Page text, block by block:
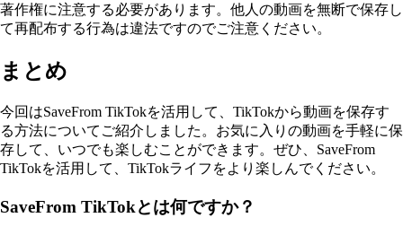
著作権に注意する必要があります。他人の動画を無断で保存し
て再配布する行為は違法ですのでご注意ください。
まとめ
今回はSaveFrom TikTokを活用して、TikTokから動画を保存す
る方法についてご紹介しました。お気に入りの動画を手軽に保
存して、いつでも楽しむことができます。ぜひ、SaveFrom
TikTokを活用して、TikTokライフをより楽しんでください。
SaveFrom TikTokとは何ですか？